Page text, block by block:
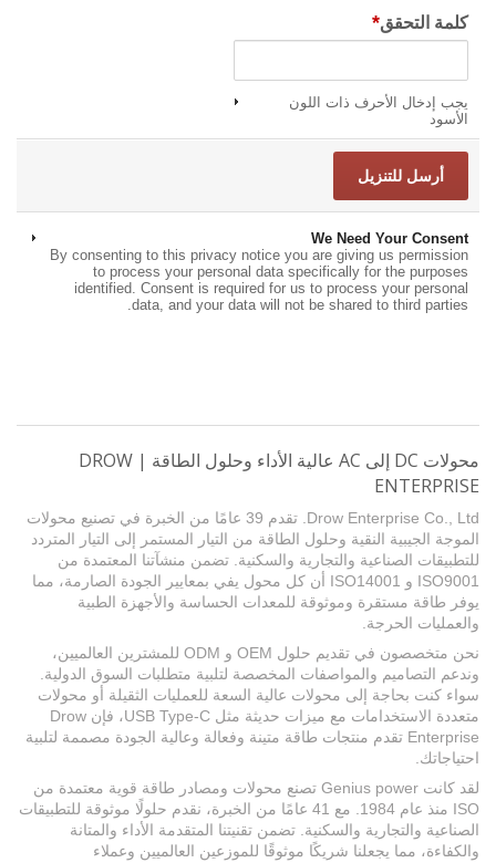
كلمة التحقق*
يجب إدخال الأحرف ذات اللون
الأسود
We Need Your Consent
By consenting to this privacy notice you are giving us permission
to process your personal data specifically for the purposes
identified. Consent is required for us to process your personal
data, and your data will not be shared to third parties.
محولات DC إلى AC عالية الأداء وحلول الطاقة | DROW
ENTERPRISE
Drow Enterprise Co., Ltd. تقدم 39 عامًا من الخبرة في تصنيع محولات
الموجة الجيبية النقية وحلول الطاقة من التيار المستمر إلى التيار المتردد
للتطبيقات الصناعية والتجارية والسكنية. تضمن منشآتنا المعتمدة من
ISO9001 و ISO14001 أن كل محول يفي بمعايير الجودة الصارمة، مما
يوفر طاقة مستقرة وموثوقة للمعدات الحساسة والأجهزة الطبية
والعمليات الحرجة.
نحن متخصصون في تقديم حلول OEM و ODM للمشترين العالميين،
وندعم التصاميم والمواصفات المخصصة لتلبية متطلبات السوق الدولية.
سواء كنت بحاجة إلى محولات عالية السعة للعمليات الثقيلة أو محولات
متعددة الاستخدامات مع ميزات حديثة مثل USB Type-C، فإن Drow
Enterprise تقدم منتجات طاقة متينة وفعالة وعالية الجودة مصممة لتلبية
احتياجاتك.
لقد كانت Genius power تصنع محولات ومصادر طاقة قوية معتمدة من
ISO منذ عام 1984. مع 41 عامًا من الخبرة، نقدم حلولًا موثوقة للتطبيقات
الصناعية والتجارية والسكنية. تضمن تقنيتنا المتقدمة الأداء والمتانة
والكفاءة، مما يجعلنا شريكًا موثوقًا للموزعين العالميين وعملاء